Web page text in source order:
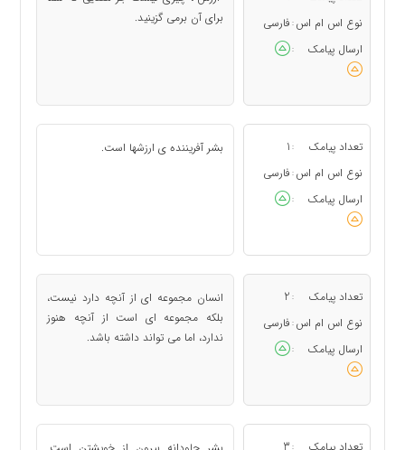
نوع اس ام اس : فارسی
ارسال پیامک
:
برای آن برمی گزینید.
تعداد پیامک :
1
نوع اس ام اس : فارسی
ارسال پیامک
:
بشر آفریننده ی ارزشها است.
تعداد پیامک :
2
نوع اس ام اس : فارسی
ارسال پیامک
:
انسان مجموعه ای از آنچه دارد نیست،
بلكه مجموعه ای است از آنچه هنوز
ندارد، اما می تواند داشته باشد.
: